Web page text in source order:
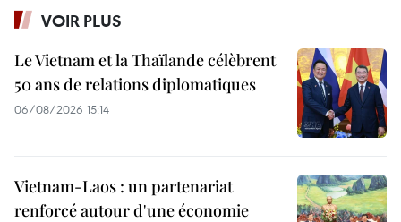
VOIR PLUS
Le Vietnam et la Thaïlande célèbrent
50 ans de relations diplomatiques
06/08/2026 15:14
Vietnam-Laos : un partenariat
renforcé autour d'une économie